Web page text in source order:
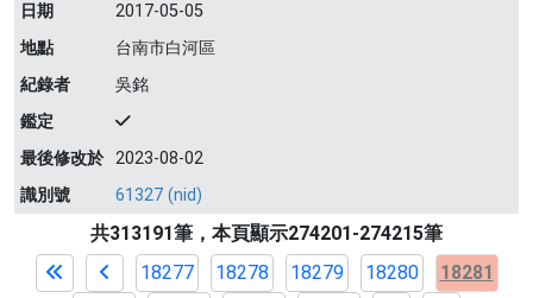
日期
2017-05-05
地點
台南市白河區
紀錄者
吳銘
鑑定
最後修改於 2023-08-02
識別號
61327 (nid)
共313191筆，本頁顯示274201-274215筆
18277
18278 18279 18280
18281